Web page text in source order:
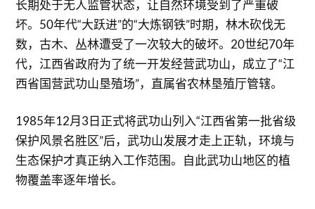
长期处于无人监管状态，让自然环境受到了严重破
坏。50年代“大跃进”的“大炼钢铁”时期，林木砍伐无
数，古木、丛林遭受了一次较大的破坏。20世纪70年
代，江西省政府为了统一开发经营武功山，成立了“江
西省国营武功山垦殖场”，直属省农林垦殖厅管辖。
1985年12月3日正式将武功山列入“江西省第一批省级
保护风景名胜区”后，武功山发展才走上正轨，环境与
生态保护才真正纳入工作范围。自此武功山地区的植
物覆盖率逐年增长。